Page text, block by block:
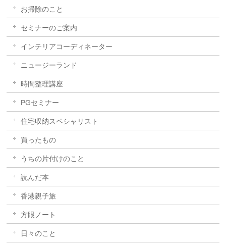
お掃除のこと
セミナーのご案内
インテリアコーディネーター
ニュージーランド
時間整理講座
PGセミナー
住宅収納スペシャリスト
買ったもの
うちの片付けのこと
読んだ本
香港親子旅
方眼ノート
日々のこと